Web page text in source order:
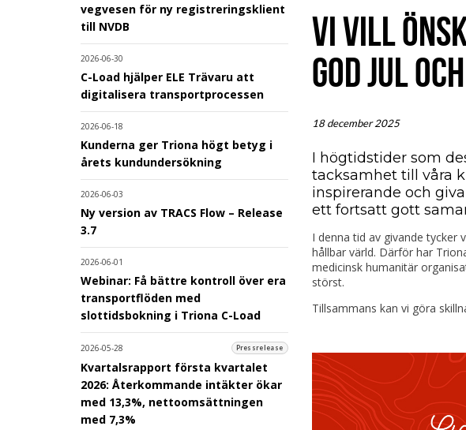
vegvesen för ny registreringsklient
till NVDB
2026-06-30
C-Load hjälper ELE Trävaru att
digitalisera transportprocessen
2026-06-18
Kunderna ger Triona högt betyg i
årets kundundersökning
2026-06-03
Ny version av TRACS Flow – Release
3.7
2026-06-01
Webinar: Få bättre kontroll över era
transportflöden med
slottidsbokning i Triona C-Load
2026-05-28 Pressrelease
Kvartalsrapport första kvartalet
2026: Återkommande intäkter ökar
med 13,3%, nettoomsättningen
med 7,3%
VI VILL
GOD JUL
18 december 2025
I högtidstider som
tacksamhet till våra
inspirerande och
ett fortsatt gott
I denna tid av givande tycker
hållbar värld. Därför har
medicinsk humanitär
störst.
Tillsammans kan vi göra